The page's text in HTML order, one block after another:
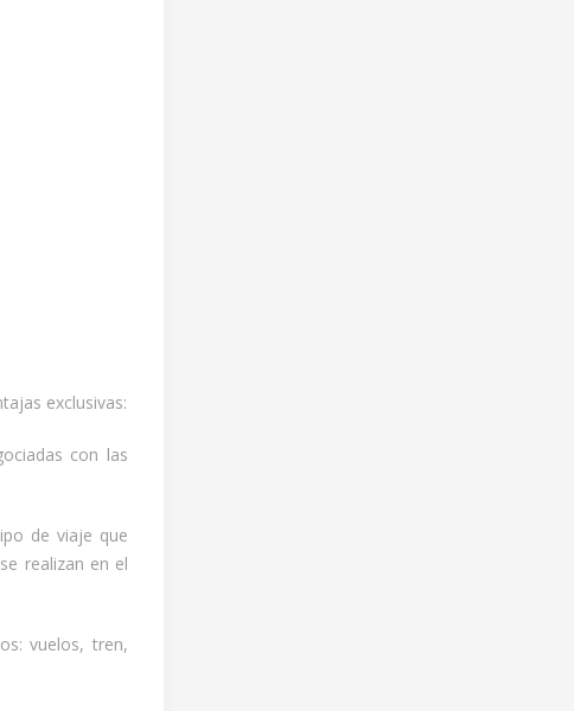
exclusivas:
con las
de viaje que
realizan en el
vuelos, tren,